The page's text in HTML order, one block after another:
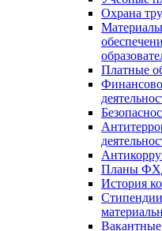
Охрана
Платные
Планы
История
Стипендии
Вакантные